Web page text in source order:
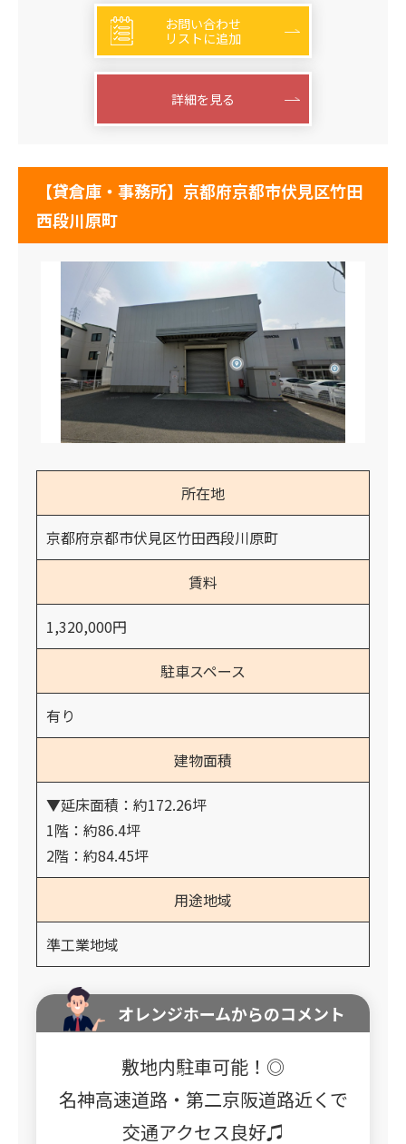
お問い合わせ
リストに追加
詳細を見る
【貸倉庫・事務所】京都府京都市伏見区竹田
西段川原町
所在地
京都府京都市伏見区竹田西段川原町
賃料
1,320,000円
駐車スペース
有り
建物面積
▼延床面積：約172.26坪
1階：約86.4坪
2階：約84.45坪
用途地域
準工業地域
オレンジホームからのコメント
敷地内駐車可能！◎
名神高速道路・第二京阪道路近くで
交通アクセス良好♫